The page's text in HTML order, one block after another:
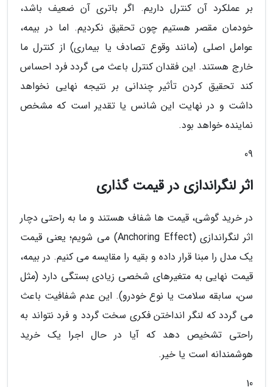
بر عملکرد آن کنترل داریم. اگر باتری آن ضعیف باشد،
خودمان مقصر هستیم چون تحقیق نکردیم. اما در بیمه،
عوامل اصلی (مانند وقوع تصادف یا بیماری) از کنترل ما
خارج هستند. این فقدان کنترل باعث می گردد فرد احساس
کند تحقیق کردن تأثیر چندانی بر نتیجه نهایی نخواهد
داشت و در نهایت این شانس یا تقدیر است که مشخص
نماینده خواهد بود.
09
اثر لنگراندازی در قیمت گذاری
در خرید گوشی، قیمت ها شفاف هستند و ما به راحتی دچار
اثر لنگراندازی (Anchoring Effect) می شویم؛ یعنی قیمت
یک مدل را مبنا قرار داده و بقیه را مقایسه می کنیم. در بیمه،
قیمت نهایی به متغیرهای شخصی زیادی بستگی دارد (مثل
سن، سابقه سلامت یا نوع خودرو). این عدم شفافیت باعث
می گردد که لنگر انداختن فکری سخت گردد و فرد نتواند به
راحتی تشخیص دهد که آیا در حال اجرا یک خرید
هوشمندانه است یا خیر.
10